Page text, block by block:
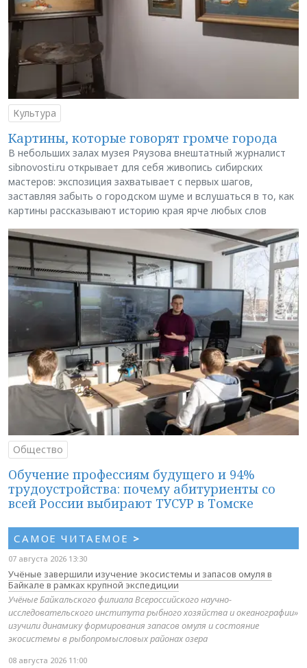
Культура
Картины, которые говорят громче города
В небольших залах музея Ряузова внештатный журналист
sibnovosti.ru открывает для себя живопись сибирских
мастеров: экспозиция захватывает с первых шагов,
заставляя забыть о городском шуме и вслушаться в то, как
картины рассказывают историю края ярче любых слов
Общество
Обучение профессиям будущего и 94%
трудоустройства: почему абитуриенты со
всей России выбирают ТУСУР в Томске
САМОЕ ЧИТАЕМОЕ >
07 августа 2026 13:30
Учёные завершили изучение экосистемы и запасов омуля в
Байкале в рамках крупной экспедиции
Учёные Байкальского филиала Всероссийского научно-
исследовательского института рыбного хозяйства и океанографии»
изучили динамику формирования запасов омуля и состояние
экосистемы в рыбопромысловых районах озера
08 августа 2026 11:00